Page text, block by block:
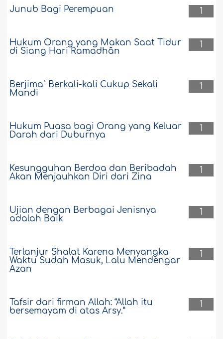
1
Junub Bagi Perempuan
1
Hukum Orang yang Makan Saat Tidur
di Siang Hari Ramadhân
1
Berjima` Berkali-kali Cukup Sekali
Mandi
1
Hukum Puasa bagi Orang yang Keluar
Darah dari Duburnya
1
Kesungguhan Berdoa dan Beribadah
Akan Menjauhkan Diri dari Zina
1
Ujian dengan Berbagai Jenisnya
adalah Baik
1
Terlanjur Shalat Karena Menyangka
Waktu Sudah Masuk, Lalu Mendengar
Azan
1
Tafsir dari firman Allah: “Allah itu
bersemayam di atas Arsy.”